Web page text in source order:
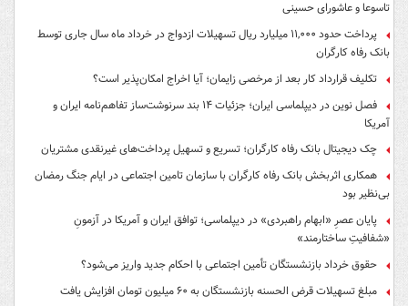
تاسوعا و عاشورای حسینی
پرداخت حدود ۱۱,۰۰۰ میلیارد ریال تسهیلات ازدواج در خرداد ماه سال جاری توسط
بانک رفاه کارگران
تکلیف قرارداد کار بعد از مرخصی زایمان؛ آیا اخراج امکان‌پذیر است؟
فصل نوین در دیپلماسی ایران؛ جزئیات ۱۴ بند سرنوشت‌ساز تفاهم‌نامه ایران و
آمریکا
چک دیجیتال بانک رفاه کارگران؛ تسریع و تسهیل پرداخت‌های غیرنقدی مشتریان
همکاری اثربخش بانک رفاه کارگران با سازمان تامین اجتماعی در ایام جنگ رمضان
بی‌نظیر بود
پایان عصرِ «ابهام راهبردی» در دیپلماسی؛ توافق ایران و آمریکا در آزمونِ
«شفافیتِ ساختارمند»
حقوق خرداد بازنشستگان تأمین اجتماعی با احکام جدید واریز می‌شود؟
مبلغ تسهیلات قرض الحسنه بازنشستگان به ۶۰ میلیون تومان افزایش یافت